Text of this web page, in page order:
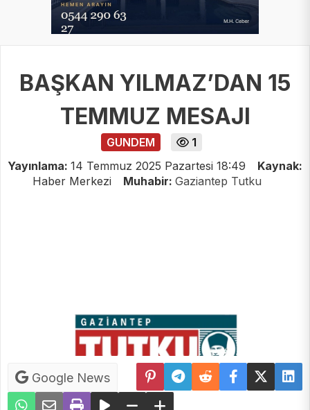
BAŞKAN YILMAZ’DAN 15
TEMMUZ MESAJI
GUNDEM
1
Yayınlama: 14 Temmuz 2025 Pazartesi 18:49
Kaynak:
Haber Merkezi
Muhabir: Gaziantep Tutku
Google News